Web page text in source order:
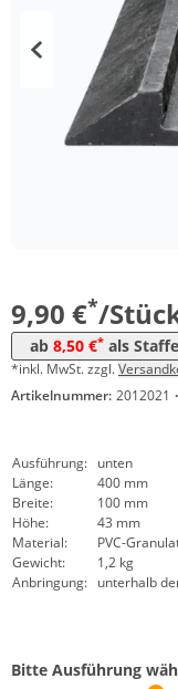
9,90 €*/
ab 8,50 €* als
*inkl. MwSt. zzgl.
Artikelnummer: 2012021 ·
Ausführung: unten
Länge:
400 mm
Breite:
100 mm
Höhe:
43 mm
Material:
PVC-
Gewicht:
1,2 kg
Anbringung: unterhalb
Bitte Ausführung